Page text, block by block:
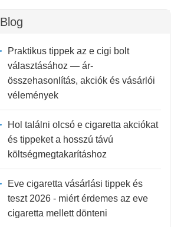
Blog
Praktikus tippek az e cigi bolt
választásához — ár-
összehasonlítás, akciók és vásárlói
vélemények
Hol találni olcsó e cigaretta akciókat
és tippeket a hosszú távú
költségmegtakarításhoz
Eve cigaretta vásárlási tippek és
teszt 2026 - miért érdemes az eve
cigaretta mellett dönteni